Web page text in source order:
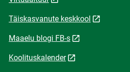
Täiskasvanute keskkool
Maaelu blogi FB-s
Koolituskalender